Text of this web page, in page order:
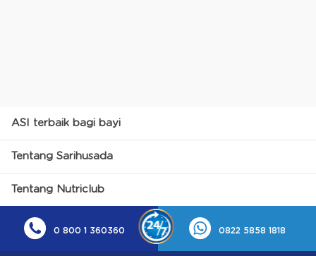
ASI terbaik bagi bayi
Tentang Sarihusada
Tentang Nutriclub
0 800 1 360360 0822 5858 1818